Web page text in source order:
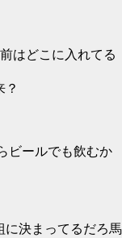
はどこに入れてる
？
ビールでも飲むか
に決まってるだろ馬